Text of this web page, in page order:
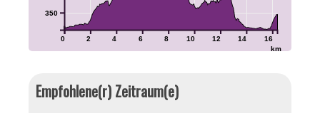
0 2 4 6 8 10 12 14 16
km
350
Empfohlene(r) Zeitraum(e)